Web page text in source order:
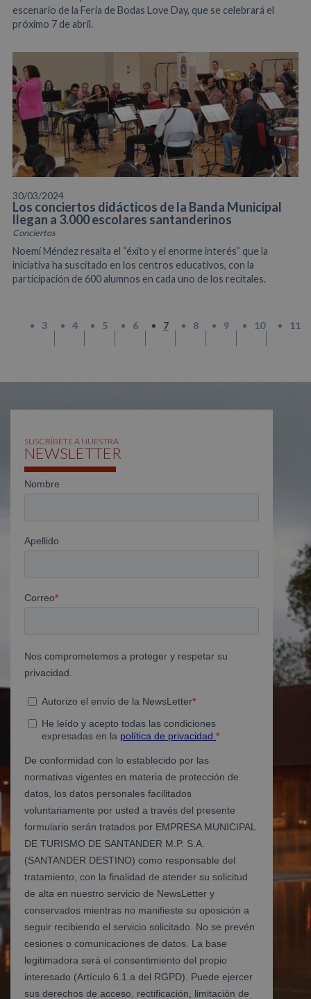
escenario de la Feria de Bodas Love Day, que se celebrará el
próximo 7 de abril.
30/03/2024
Los conciertos didácticos de la Banda Municipal
llegan a 3.000 escolares santanderinos
Conciertos
Noemí Méndez resalta el “éxito y el enorme interés” que la
iniciativa ha suscitado en los centros educativos, con la
participación de 600 alumnos en cada uno de los recitales.
3 4 5 6 7 8 9 10 11
SUSCRÍBETE A NUESTRA
NEWSLETTER